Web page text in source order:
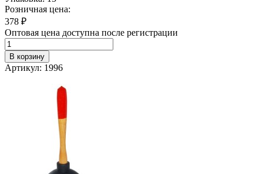
Розничная цена:
378 ₽
Оптовая цена доступна после регистрации
В корзину
Артикул: 1996